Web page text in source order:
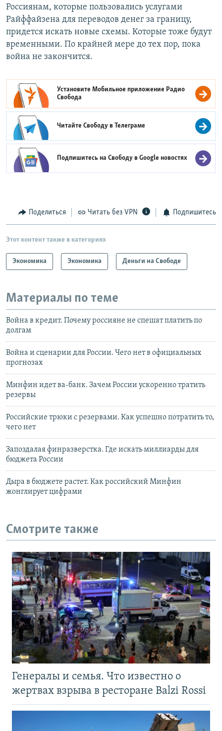
Россиянам, которые пользовались услугами
Райффайзена для переводов денег за границу,
придется искать новые схемы. Которые тоже будут
временными. По крайней мере до тех пор, пока
война не закончится.
Установите Мобильное приложение Радио
Свобода
Читайте Свободу вТелеграме
Подпишитесь на Свободу вGoogle новостях
Поделиться Читать без VPN Подпишитесь
Этот контент также в категориях
Экономика Экономика Деньги на Свободе
Материалы по теме
Война в кредит. Почему россияне не спешат платить по
долгам
Война и сценарии для России. Чего нет в официальных
прогнозах
Минфин идет ва-банк. Зачем России ускоренно тратить
резервы
Российские трюки с резервами. Как успешно потратить то,
чего нет
Запоздалая финразверстка. Где искать миллиарды для
бюджета России
Дыра в бюджете растет. Как российский Минфин
жонглирует цифрами
Смотрите также
Генералы и семья. Что известно о
жертвах взрыва в ресторане Balzi Rossi